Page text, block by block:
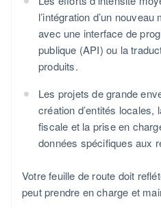
l’intégration d’un
avec une interface de
publique (API) ou la
produits.
Les projets de grande
création d’entités
fiscale et la prise en
données spécifiques aux
Votre feuille de route doit
peut prendre en charge et